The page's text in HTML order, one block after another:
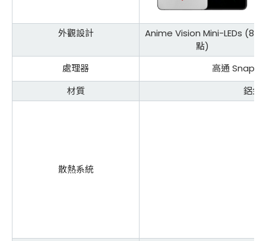
外觀設計
Anime Vision Mini-LEDs (85
點)
處理器
高通
材質
鋁金
散熱系統